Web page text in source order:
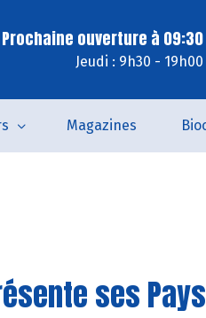
Prochaine ouverture à 09:30
Jeudi : 9h30 - 19h00
Magazines
ses